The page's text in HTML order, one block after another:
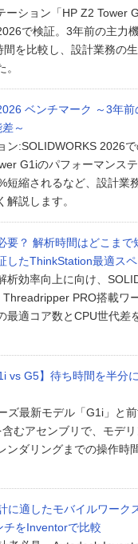
ーション「HP Z2 Tower
で検証。3年前の主力
を比較し、設計業務の
ベンチマーク ～3年
～
ン:SOLIDWORKS 2026
G1iのパフォーマンス
短縮されるなど、設計業
解説します。
要？ 解析時間はどこま
したThinkStation最適ス
析効率向上に向け、
PRO搭載ワ
最適コア数とCPU世代差
vs G5】待ち時間を半分
ズ最新モデル「G1i」と前
むアセンブリで、モデ
ンダリングまでの操作時
に適したモバイルワーク
チをInventorで比較